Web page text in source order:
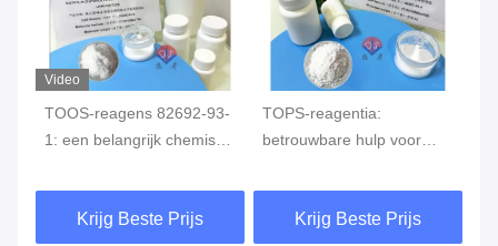
Video
TOOS-reagens 82692-93-
1: een belangrijk chemisch
bloedglucosemonitoring
Krijg Beste Prijs
TOPS-reagentia:
betrouwbare hulp voor
Krijg Beste Prijs